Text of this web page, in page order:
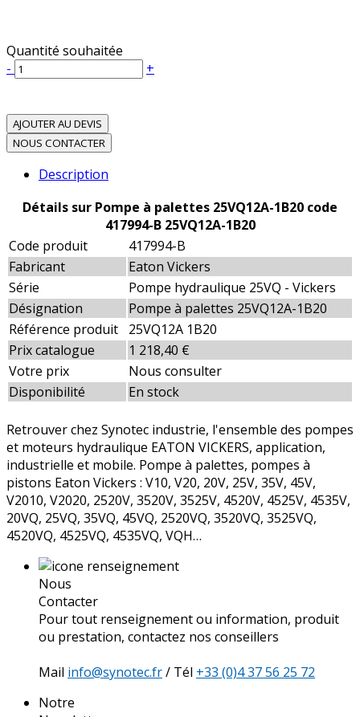
Quantité souhaitée
-
+
AJOUTER AU DEVIS
NOUS CONTACTER
Description
Détails sur Pompe à palettes 25VQ12A-1B20 code
417994-B 25VQ12A-1B20
Code produit
417994-B
Fabricant
Eaton Vickers
Série
Pompe hydraulique 25VQ - Vickers
Désignation
Pompe à palettes 25VQ12A-1B20
Référence produit
25VQ12A 1B20
Prix catalogue
1 218,40 €
Votre prix
Nous consulter
Disponibilité
En stock
Retrouver chez Synotec industrie, l'ensemble des pompes
et moteurs hydraulique EATON VICKERS, application,
industrielle et mobile. Pompe à palettes, pompes à
pistons Eaton Vickers : V10, V20, 20V, 25V, 35V, 45V,
V2010, V2020, 2520V, 3520V, 3525V, 4520V, 4525V, 4535V,
20VQ, 25VQ, 35VQ, 45VQ, 2520VQ, 3520VQ, 3525VQ,
4520VQ, 4525VQ, 4535VQ, VQH…
Nous
Contacter
Pour tout renseignement ou information, produit
ou prestation, contactez nos conseillers
Mail info@synotec.fr/ Tél +33 (0)4 37 56 25 72
Notre